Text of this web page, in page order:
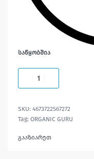
ᲡᲐᲬᲧᲝᲑᲨᲘᲐ
4673722567272
Tag: ORGANIC GURU
გააზიარეთ